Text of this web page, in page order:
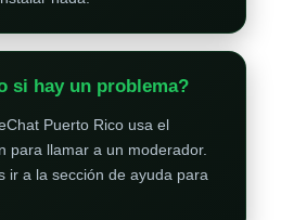
si hay un problema?
Puerto Rico usa el
para llamar a un moderador.
ir a la sección de ayuda para